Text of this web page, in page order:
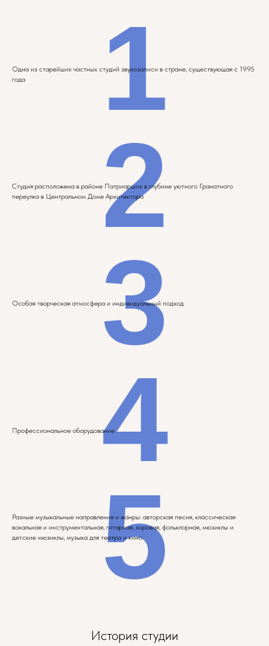
Одна из старейших частных студий звукозаписи в стране, существующая с 1995
года
1
Студия расположена в районе Патриарших в глубине уютного Гранатного
переулка в Центральном Доме Архитектора
2
Особая творческая атмосфера и индивидуальный подход
3
Профессиональное оборудование4
Разные музыкальные направления и жанры: авторская песня, классическая
вокальная и инструментальная, гитарная, хоровая, фольклорная, мюзиклы и
детские мюзиклы, музыка для театра и кино.
5
История студии